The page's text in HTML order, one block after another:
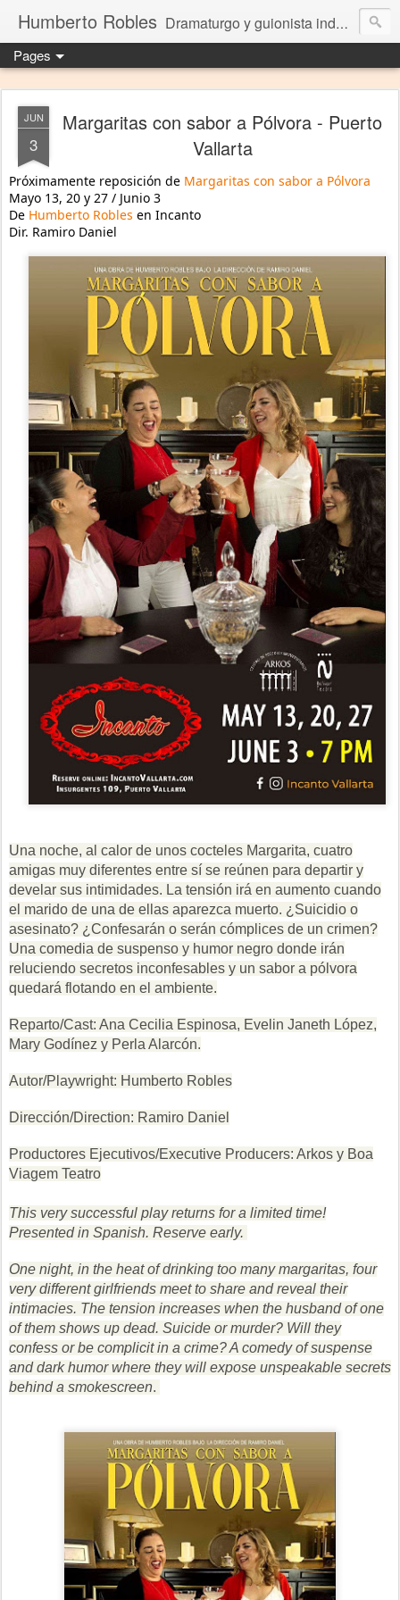
Humberto Robles Dramaturgo y guionista independiente
Pages
JUN
3
Margaritas con sabor a Pólvora - Puerto
Vallarta
Próximamente reposición de Margaritas con sabor a Pólvora
Mayo 13, 20 y 27 / Junio 3
De Humberto Robles en Incanto
Dir. Ramiro Daniel
Una noche, al calor de unos cocteles Margarita, cuatro
amigas muy diferentes entre sí se reúnen para departir y
develar sus intimidades. La tensión irá en aumento cuando
el marido de una de ellas aparezca muerto. ¿Suicidio o
asesinato? ¿Confesarán o serán cómplices de un crimen?
Una comedia de suspenso y humor negro donde irán
reluciendo secretos inconfesables y un sabor a pólvora
quedará flotando en el ambiente.
Reparto/Cast: Ana Cecilia Espinosa, Evelin Janeth López,
Mary Godínez y Perla Alarcón.
Autor/Playwright: Humberto Robles
Dirección/Direction: Ramiro Daniel
Productores Ejecutivos/Executive Producers: Arkos y Boa
Viagem Teatro
This very successful play returns for a limited time!
Presented in Spanish. Reserve early.
One night, in the heat of drinking too many margaritas, four
very different girlfriends meet to share and reveal their
intimacies. The tension increases when the husband of one
of them shows up dead. Suicide or murder? Will they
confess or be complicit in a crime? A comedy of suspense
and dark humor where they will expose unspeakable secrets
behind a smokescreen.